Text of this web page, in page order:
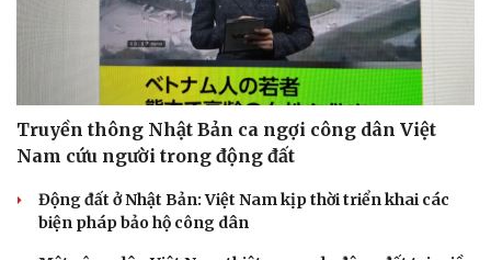
Truyền thông Nhật Bản ca ngợi công dân Việt
Nam cứu người trong động đất
Động đất ở Nhật Bản: Việt Nam kịp thời triển khai các
biện pháp bảo hộ công dân